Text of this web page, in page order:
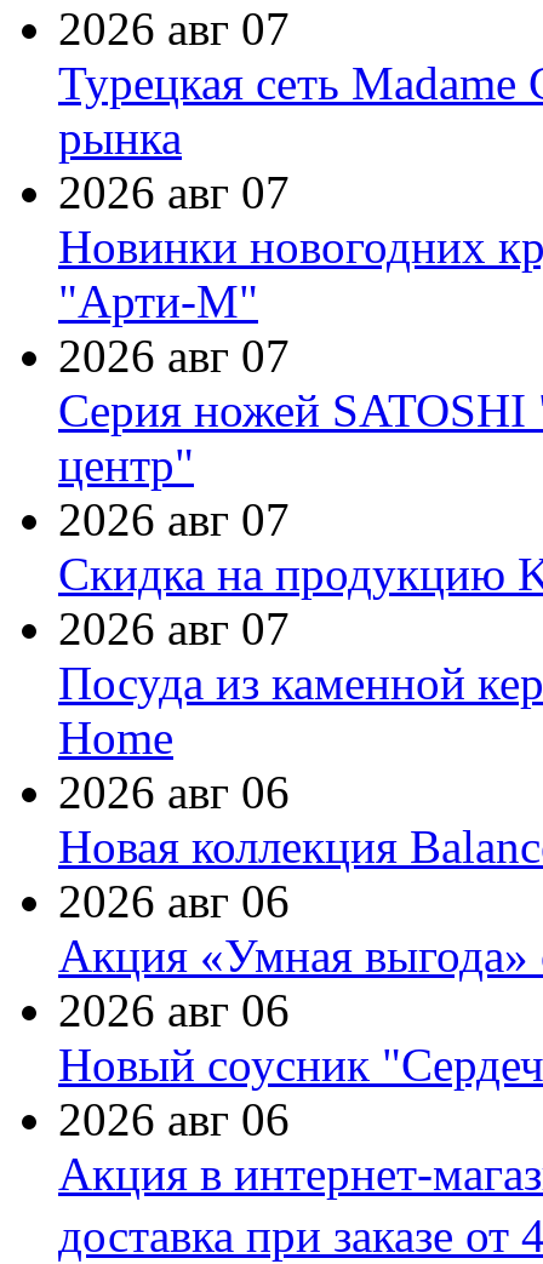
2026 авг 07
Турецкая сеть Madame
рынка
2026 авг 07
Новинки новогодних
"Арти-М"
2026 авг 07
Серия ножей
центр"
2026 авг 07
Скидка на продукцию
2026 авг 07
Посуда из каменной
Home
2026 авг 06
Новая коллекция
2026 авг 06
Акция «Умная выгода»
2026 авг 06
Новый соусник
2026 авг 06
Акция в интернет-
доставка при заказе от